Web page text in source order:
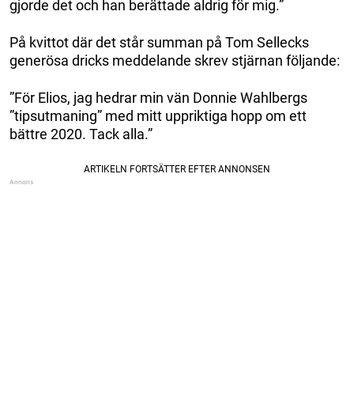
gjorde det och han berättade aldrig för mig.”
På kvittot där det står summan på Tom Sellecks
generösa dricks meddelande skrev stjärnan följande:
”För Elios, jag hedrar min vän Donnie Wahlbergs
”tipsutmaning” med mitt uppriktiga hopp om ett
bättre 2020. Tack alla.”